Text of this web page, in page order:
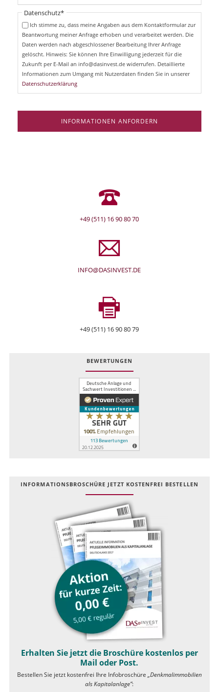
t
f
i
Pflichtfeld
Datenschutz*
Ich stimme zu, dass meine Angaben aus dem Kontaktformular zur
Beantwortung meiner Anfrage erhoben und verarbeitet werden. Die
Daten werden nach abgeschlossener Bearbeitung Ihrer Anfrage
gelöscht. Hinweis: Sie können Ihre Einwilligung jederzeit für die
Zukunft per E-Mail an info@dasinvest.de widerrufen. Detaillierte
Informationen zum Umgang mit Nutzerdaten finden Sie in unserer
Datenschutzerklärung
INFORMATIONEN ANFORDERN
+49 (511) 16 90 80 70
INFO@DASINVEST.DE
+49 (511) 16 90 80 79
BEWERTUNGEN
INFOR­MATIONS­BROSCHÜRE JETZT KOSTEN­FREI BESTELLEN
Erhalten Sie jetzt die Broschüre kostenlos per
Mail oder Post.
Bestellen Sie jetzt kostenfrei Ihre Infobroschüre „Denkmalimmobilien
als Kapitalanlage”: